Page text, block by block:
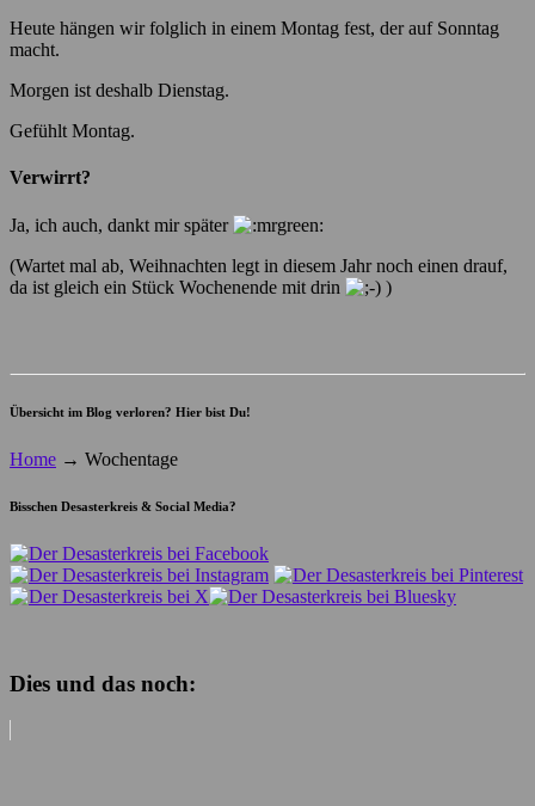
Heute hängen wir folglich in einem Montag fest, der auf Sonntag
macht.
Morgen ist deshalb Dienstag.
Gefühlt Montag.
Verwirrt?
Ja, ich auch, dankt mir später
(Wartet mal ab, Weihnachten legt in diesem Jahr noch einen drauf,
da ist gleich ein Stück Wochenende mit drin
)
Übersicht im Blog verloren? Hier bist Du!
Home → Wochentage
Bisschen Desasterkreis & Social Media?
Dies und das noch: